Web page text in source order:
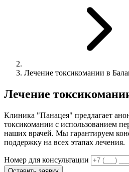
Лечение токсикомании в
Лечение
Клиника "Панацея" предлагает
токсикомании с использованием
наших врачей. Мы гарантируем
поддержку на всех этапах лечения.
Номер для консультации